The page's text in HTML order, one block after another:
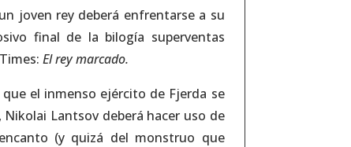
joven rey deberá enfrentarse a su
final de la bilogía superventas
El rey marcado.
el inmenso ejército de Fjerda se
Nikolai Lantsov deberá hacer uso de
(y quizá del monstruo que